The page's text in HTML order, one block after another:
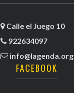
Calle el Juego 10
922634097
info@lagenda.org
FACEBOOK